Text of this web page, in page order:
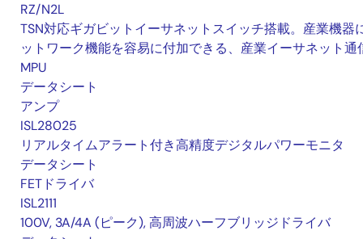
RZ/N2L
TSN対応ギガビットイーサネットスイッチ搭載。産業機器
ットワーク機能を容易に付加できる、産業イーサネット通
MPU
データシート
アンプ
ISL28025
リアルタイムアラート付き高精度デジタルパワーモニタ
データシート
FETドライバ
ISL2111
100V, 3A/4A (ピーク), 高周波ハーフブリッジドライバ